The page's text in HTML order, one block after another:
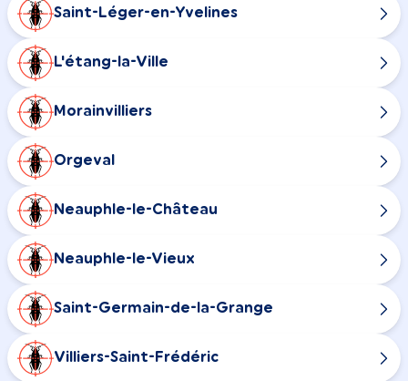
Saint-Léger-en-Yvelines
L'étang-la-Ville
Morainvilliers
Orgeval
Neauphle-le-Château
Neauphle-le-Vieux
Saint-Germain-de-la-Grange
Villiers-Saint-Frédéric